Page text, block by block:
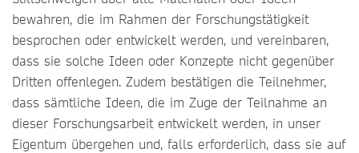
bewahren, die im Rahmen der Forschungstätigkeit
besprochen oder entwickelt werden, und vereinbaren,
dass sie solche Ideen oder Konzepte nicht gegenüber
Dritten offenlegen. Zudem bestätigen die Teilnehmer,
dass sämtliche Ideen, die im Zuge der Teilnahme an
dieser Forschungsarbeit entwickelt werden, in unser
Eigentum übergehen und, falls erforderlich, dass sie auf